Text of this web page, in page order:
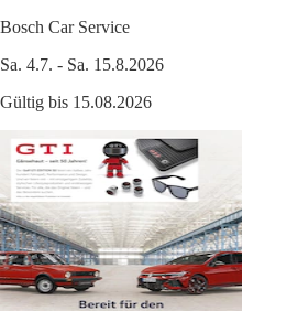
Bosch Car Service
Sa. 4.7. - Sa. 15.8.2026
Gültig bis 15.08.2026